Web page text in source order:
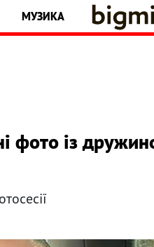
МУЗИКА
фото із